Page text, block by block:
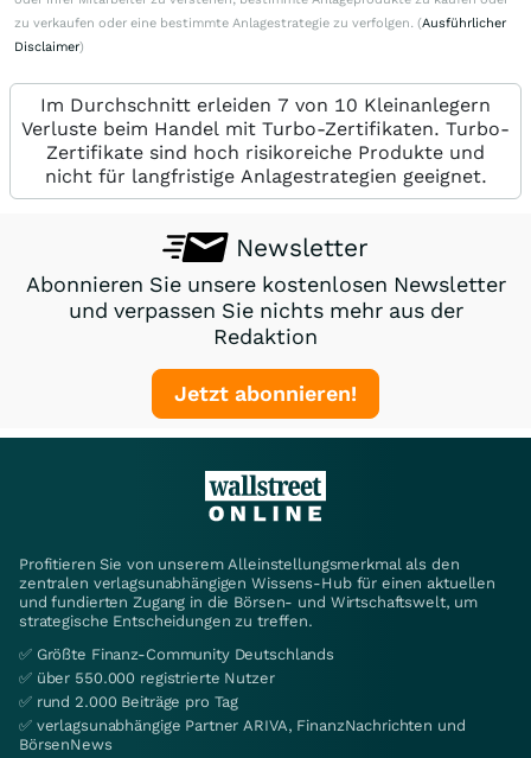
zu verkaufen oder eine bestimmte Anlagestrategie zu verfolgen. (Ausführlicher
Disclaimer)
Im Durchschnitt erleiden 7 von 10 Kleinanlegern
Verluste beim Handel mit Turbo-Zertifikaten. Turbo-
Zertifikate sind hoch risikoreiche Produkte und
nicht für langfristige Anlagestrategien geeignet.
Newsletter
Abonnieren Sie unsere kostenlosen Newsletter
und verpassen Sie nichts mehr aus der
Redaktion
Jetzt abonnieren!
Profitieren Sie von unserem Alleinstellungsmerkmal als den
zentralen verlagsunabhängigen Wissens-Hub für einen aktuellen
und fundierten Zugang in die Börsen- und Wirtschaftswelt, um
strategische Entscheidungen zu treffen.
✅ Größte Finanz-Community Deutschlands
✅ über 550.000 registrierte Nutzer
✅ rund 2.000 Beiträge pro Tag
✅ verlagsunabhängige Partner ARIVA, FinanzNachrichten und
BörsenNews